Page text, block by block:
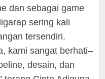
dan sebagai game
sering kali
tersendiri.
kami sangat berhati–
desain, dan